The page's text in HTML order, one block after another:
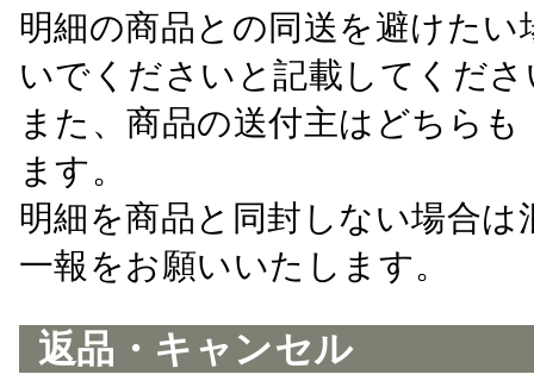
明細の商品との同送を避けた
いでくださいと記載してくださ
また、商品の送付主はどちら
ます。
明細を商品と同封しない場合
一報をお願いいたします。
返品・キャンセル